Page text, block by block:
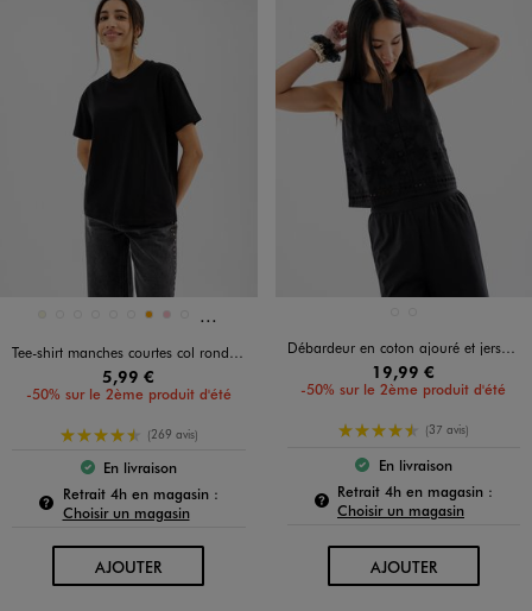
Disponible en 11 coloris
BLEU STANDARD
JAUNE STANDARD
NOIR STANDARD
ORANGE
ROSE Et 2 autres coloris
Tee-shirt manches courtes col rond uni en coton femme
5,99 €
-50% sur le 2ème produit d'été
4.5/5 de moyenne
(269 avis)
Le produit est disponible :
En livraison
Retrait 4h en magasin :Pour connaître la disponibilité de ce produit :
Choisir un magasin
AJOUTERAU PANIER
Débardeur en coton ajouré et jersey femme
19,99 €
-50% sur le 2ème produit d'été
4.5/5 de moyenne
(37 avis)
Le produit est
En livraison
Retrait 4h en magasin :
Choisir un magasin
AJOUTERAU PANIER